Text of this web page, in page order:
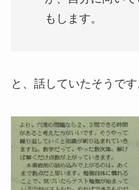
もします。
と、話していたそうです